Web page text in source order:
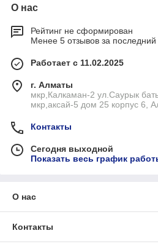
О нас
Рейтинг не сформирован
Менее 5 отзывов за последний
Работает с 11.02.2025
г. Алматы
мкр,Калкаман-2 ул.Саурык
мкр,аксай-5 дом 25 корпус 6,
Контакты
Сегодня выходной
Показать весь график
О нас
Контакты